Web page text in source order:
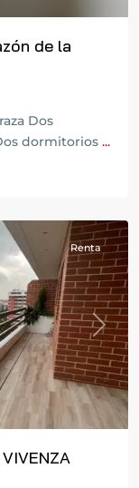
de la
Dos
dormitorios ...
Next
Renta